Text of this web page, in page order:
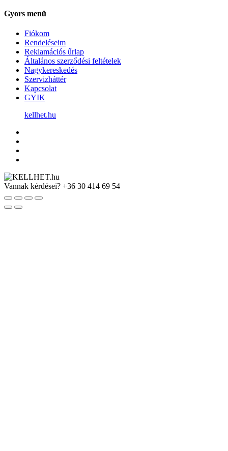
Gyors menü
Fiókom
Rendeléseim
Reklamációs űrlap
Általános szerződési feltételek
Nagykereskedés
Szervizháttér
Kapcsolat
GYIK
kellhet.hu
Vannak kérdései? +36 30 414 69 54